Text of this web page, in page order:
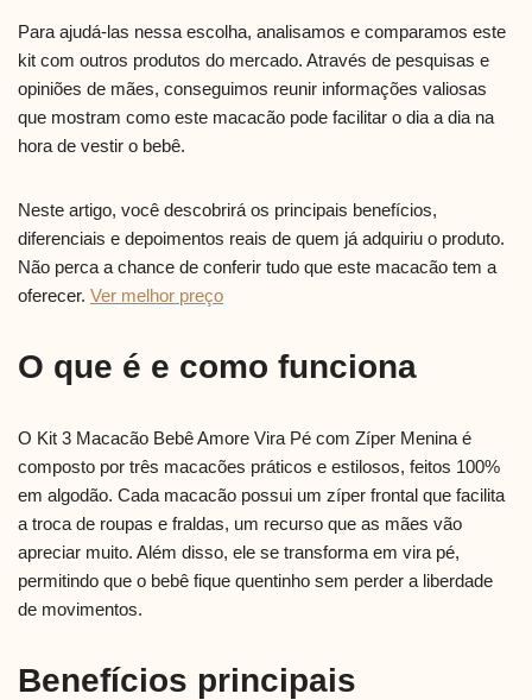
Para ajudá-las nessa escolha, analisamos e comparamos este
kit com outros produtos do mercado. Através de pesquisas e
opiniões de mães, conseguimos reunir informações valiosas
que mostram como este macacão pode facilitar o dia a dia na
hora de vestir o bebê.
Neste artigo, você descobrirá os principais benefícios,
diferenciais e depoimentos reais de quem já adquiriu o produto.
Não perca a chance de conferir tudo que este macacão tem a
oferecer. Ver melhor preço
O que é e como funciona
O Kit 3 Macacão Bebê Amore Vira Pé com Zíper Menina é
composto por três macacões práticos e estilosos, feitos 100%
em algodão. Cada macacão possui um zíper frontal que facilita
a troca de roupas e fraldas, um recurso que as mães vão
apreciar muito. Além disso, ele se transforma em vira pé,
permitindo que o bebê fique quentinho sem perder a liberdade
de movimentos.
Benefícios principais